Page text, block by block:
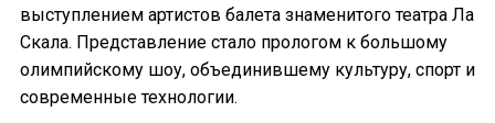
выступлением артистов балета знаменитого театра Ла
Скала. Представление стало прологом к большому
олимпийскому шоу, объединившему культуру, спорт и
современные технологии.